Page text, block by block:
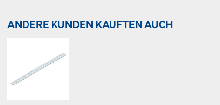
ANDERE KUNDEN KAUFTEN AUCH